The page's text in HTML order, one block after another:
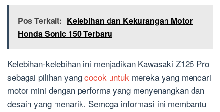
Pos Terkait: Kelebihan dan Kekurangan Motor
Honda Sonic 150 Terbaru
Kelebihan-kelebihan ini menjadikan Kawasaki Z125 Pro
sebagai pilihan yang cocok untuk mereka yang mencari
motor mini dengan performa yang menyenangkan dan
desain yang menarik. Semoga informasi ini membantu